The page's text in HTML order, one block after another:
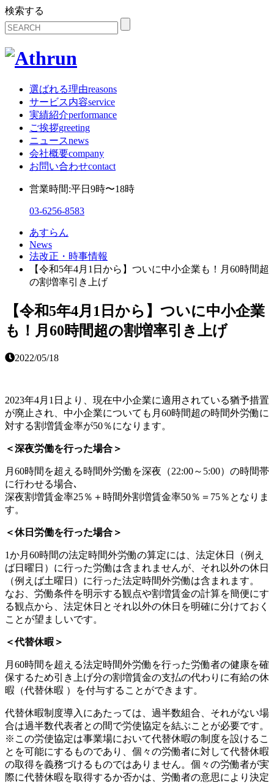
検索する
選ばれる理由reasons
サービス内容service
実績紹介performance
ご挨拶greeting
ニュースnews
会社概要company
お問い合わせcontact
営業時間:平日9時〜18時
03-6256-8583
あすらん
News
法改正・時事情報
【令和5年4月1日から】ついに中小企業も！月60時間超
の割増率引き上げ
【令和5年4月1日から】ついに中小企業
も！月60時間超の割増率引き上げ
2022/05/18
2023年4月1日より、現在中小企業に適用されている猶予措置
が廃止され、中小企業についても月60時間超の時間外労働に
対する割増賃金率が50％になります。
＜深夜労働を行った場合＞
月60時間を超える時間外労働を深夜（22:00～5:00）の時間帯
に行わせる場合､
深夜割増賃金率25％＋時間外割増賃金率50％＝75％となりま
す。
＜休日労働を行った場合＞
1か月60時間の法定時間外労働の算定には、法定休日（例え
ば日曜日）に行った労働は含まれませんが、それ以外の休日
（例えば土曜日）に行った法定時間外労働は含まれます。
なお、労働条件を明示する観点や割増賃金の計算を簡便にす
る観点から、法定休日とそれ以外の休日を明確に分けておく
ことが望ましいです。
＜代替休暇＞
月60時間を超える法定時間外労働を行った労働者の健康を確
保するため引き上げ分の割増賃金の支払の代わりに有給の休
暇（代替休暇 ）を付与することができます。
代替休暇制度導入にあたっては、過半数組合、それがない場
合は過半数代表者との間で労使協定を結ぶことが必要です。
※この労使協定は事業場において代替休暇の制度を設けるこ
とを可能にするものであり、個々の労働者に対して代替休暇
の取得を義務づけるものではありません。個々の労働者が実
際に代替休暇を取得するか否かは、労働者の意思により決定